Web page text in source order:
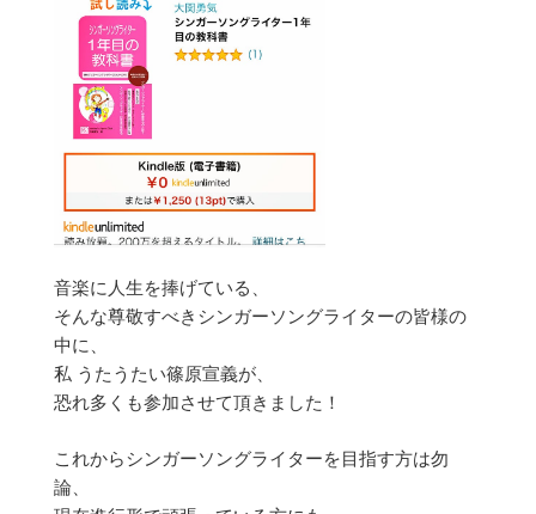
音楽に人生を捧げている、
そんな尊敬すべきシンガーソングライターの皆様の
中に、
私 うたうたい篠原宣義が、
恐れ多くも参加させて頂きました！
これからシンガーソングライターを目指す方は勿
論、